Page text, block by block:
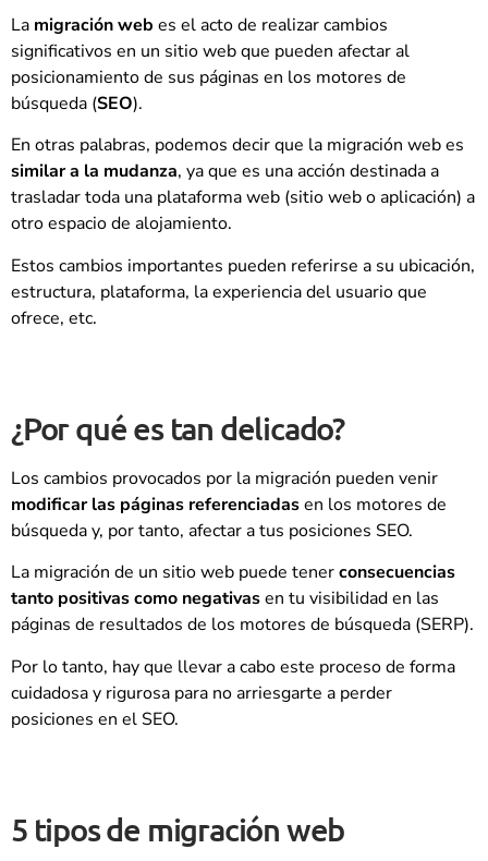
La migración web es el acto de realizar cambios
significativos en un sitio web que pueden afectar al
posicionamiento de sus páginas en los motores de
búsqueda (SEO).
En otras palabras, podemos decir que la migración web es
similar a la mudanza, ya que es una acción destinada a
trasladar toda una plataforma web (sitio web o aplicación) a
otro espacio de alojamiento.
Estos cambios importantes pueden referirse a su ubicación,
estructura, plataforma, la experiencia del usuario que
ofrece, etc.
¿Por qué es tan delicado?
Los cambios provocados por la migración pueden venir
modificar las páginas referenciadasen los motores de
búsqueda y, por tanto, afectar a tus posiciones SEO.
La migración de un sitio web puede tenerconsecuencias
tanto positivas como negativasen tu visibilidad en las
páginas de resultados de los motores de búsqueda (SERP).
Por lo tanto, hay que llevar a cabo este proceso de forma
cuidadosa y rigurosa para no arriesgarte a perder
posiciones en el SEO.
5 tipos de migración web